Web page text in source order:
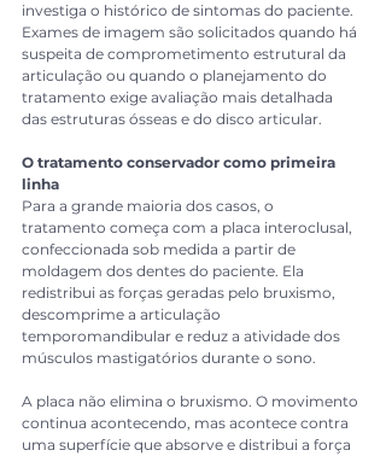
investiga o histórico de sintomas do paciente.
Exames de imagem são solicitados quando há
suspeita de comprometimento estrutural da
articulação ou quando o planejamento do
tratamento exige avaliação mais detalhada
das estruturas ósseas e do disco articular.
O tratamento conservador como primeira
linha
Para a grande maioria dos casos, o
tratamento começa com a placa interoclusal,
confeccionada sob medida a partir de
moldagem dos dentes do paciente. Ela
redistribui as forças geradas pelo bruxismo,
descomprime a articulação
temporomandibular e reduz a atividade dos
músculos mastigatórios durante o sono.
A placa não elimina o bruxismo. O movimento
continua acontecendo, mas acontece contra
uma superfície que absorve e distribui a força